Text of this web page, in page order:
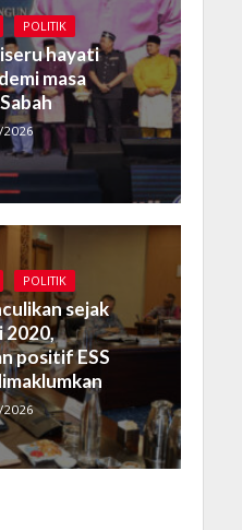
POLITIK
hayati
masa
POLITIK
sejak
2020,
positif ESS